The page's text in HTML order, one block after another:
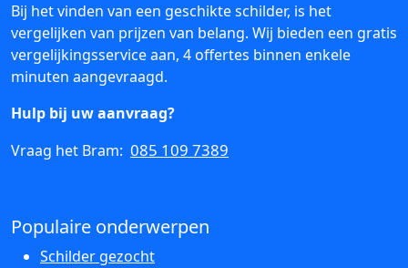
Bij het vinden van een geschikte schilder, is het
vergelijken van prijzen van belang. Wij bieden een gratis
vergelijkingsservice aan, 4 offertes binnen enkele
minuten aangevraagd.
Hulp bij uw aanvraag?
Vraag het Bram: 085 109 7389
Populaire onderwerpen
Schilder gezocht